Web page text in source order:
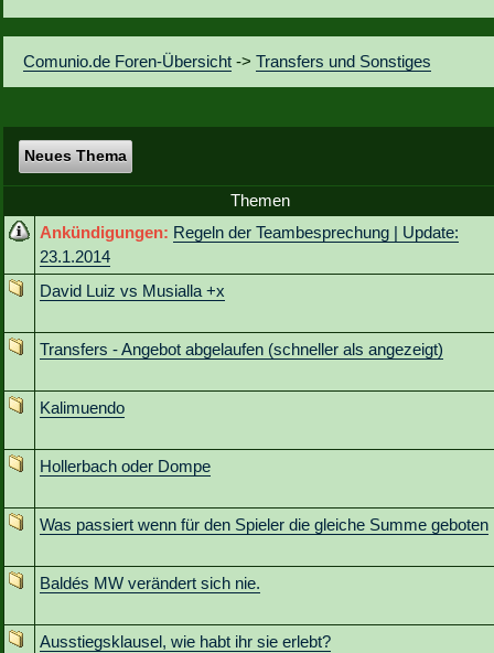
Vereinsfragen
Comunio.de Foren-Übersicht ->Transfers und Sonstiges
Neues Thema
Themen
Ankündigungen: Regeln der Teambesprechung | Update:
23.1.2014
David Luiz vs Musialla +x
Transfers - Angebot abgelaufen (schneller als angezeigt)
Kalimuendo
Hollerbach oder Dompe
Was passiert wenn für den Spieler die gleiche Summe geboten
Baldés MW verändert sich nie.
Ausstiegsklausel, wie habt ihr sie erlebt?